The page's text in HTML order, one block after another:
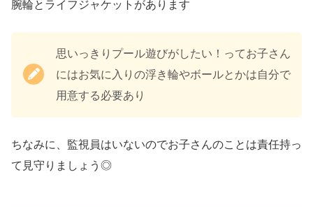
腕輪とライフジャケットがあります
思いっきりプール遊びがしたい！ってお子さん
にはお気に入りの浮き輪やボールとかは自分で
用意する必要あり
ちなみに、監視員はいないのでお子さんのことは責任持っ
て見守りましょう◎